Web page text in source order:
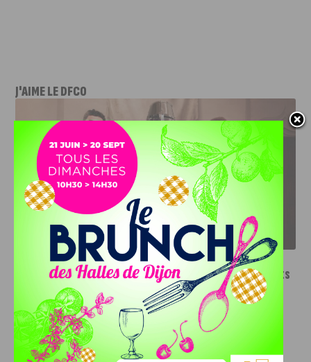
J'AIME LE DFCO
LE DFCO DÉVOILE SES NOUVEAUX MAILLOTS POUR LA
SAISON 2026-2027
INFOS,SPORT
Le DFCO dévoile ses nouveaux maillots
pour la saison 2026-2027
6 AOÛT, 2026
Le club dijonnais a présenté ses nouveaux maillots
pour son retour en Ligue 2....